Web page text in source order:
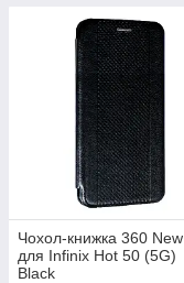
Чохол-книжка 360 New
для Infinix Hot 50 (5G)
Black